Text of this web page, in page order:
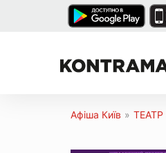
Афіша Київ » ТЕАТР